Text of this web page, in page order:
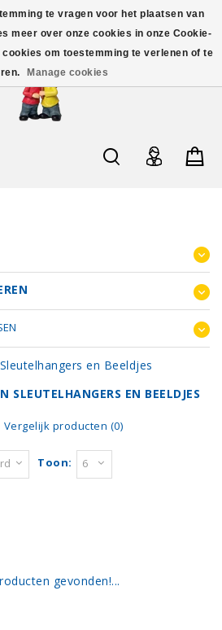
Sleutelhangers en Beeldjes
SLEUTELHANGERS EN BEELDJES
Vergelijk producten (0)
Toon: 6
gevonden!...
te vragen voor het plaatsen van
meer over onze cookies in onze Cookie-
om toestemming te verlenen of te
Manage cookies